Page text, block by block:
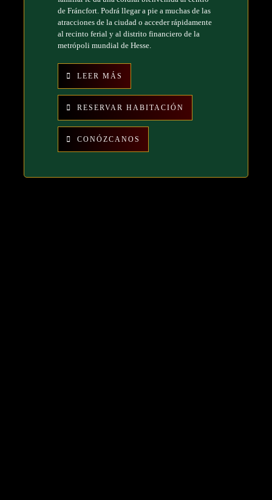
de Fráncfort. Podrá llegar a pie a muchas de las
atracciones de la ciudad o acceder rápidamente
al recinto ferial y al distrito financiero de la
metrópoli mundial de Hesse.
LEER MÁS
RESERVAR HABITACIÓN
CONÓZCANOS